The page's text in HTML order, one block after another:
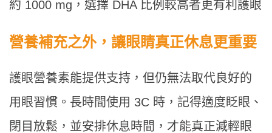
約 1000 mg，選擇 DHA 比例較高者更有利護眼
營養補充之外，讓眼睛真正休息更重要
護眼營養素能提供支持，但仍無法取代良好的
用眼習慣。長時間使用 3C 時，記得適度眨眼、
閉目放鬆，並安排休息時間，才能真正減輕眼